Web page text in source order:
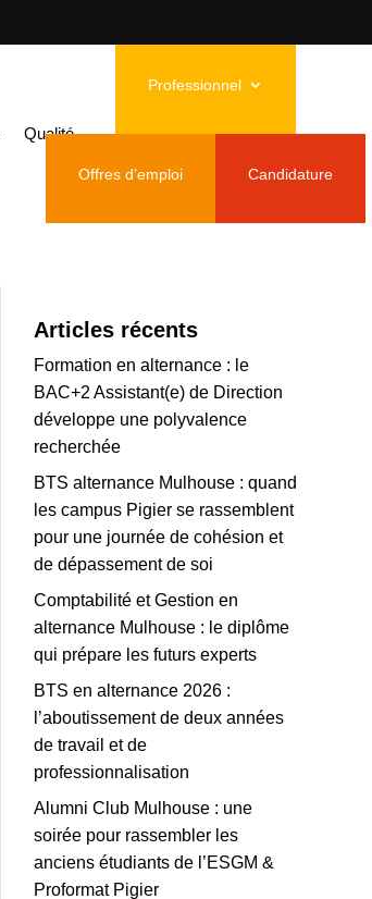
Qualité
Professionnel
Offres d’emploi Candidature
Articles récents
Formation en alternance : le
BAC+2 Assistant(e) de Direction
développe une polyvalence
recherchée
BTS alternance Mulhouse : quand
les campus Pigier se rassemblent
pour une journée de cohésion et
de dépassement de soi
Comptabilité et Gestion en
alternance Mulhouse : le diplôme
qui prépare les futurs experts
BTS en alternance 2026 :
l’aboutissement de deux années
de travail et de
professionnalisation
Alumni Club Mulhouse : une
soirée pour rassembler les
anciens étudiants de l’ESGM &
Proformat Pigier